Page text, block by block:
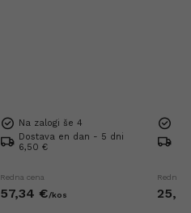
Na zalogi še 4
Dostava en dan - 5 dni
6,50 €
Redna cena
57,34 €/kos
Redna
25,